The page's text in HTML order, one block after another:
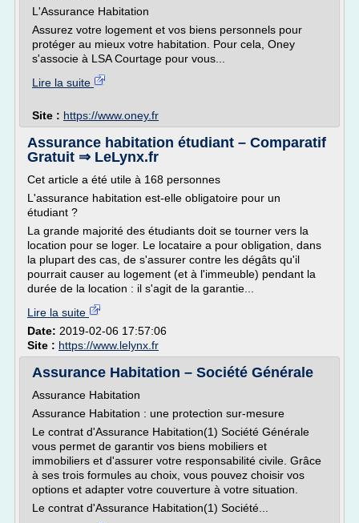
L'Assurance Habitation
Assurez votre logement et vos biens personnels pour
protéger au mieux votre habitation. Pour cela, Oney
s'associe à LSA Courtage pour vous...
Lire la suite
Site : https://www.oney.fr
Assurance habitation étudiant – Comparatif
Gratuit ⇒ LeLynx.fr
Cet article a été utile à 168 personnes
L'assurance habitation est-elle obligatoire pour un
étudiant ?
La grande majorité des étudiants doit se tourner vers la
location pour se loger. Le locataire a pour obligation, dans
la plupart des cas, de s'assurer contre les dégâts qu'il
pourrait causer au logement (et à l'immeuble) pendant la
durée de la location : il s'agit de la garantie...
Lire la suite
Date: 2019-02-06 17:57:06
Site : https://www.lelynx.fr
Assurance Habitation – Société Générale
Assurance Habitation
Assurance Habitation : une protection sur-mesure
Le contrat d'Assurance Habitation(1) Société Générale
vous permet de garantir vos biens mobiliers et
immobiliers et d'assurer votre responsabilité civile. Grâce
à ses trois formules au choix, vous pouvez choisir vos
options et adapter votre couverture à votre situation.
Le contrat d'Assurance Habitation(1) Société...